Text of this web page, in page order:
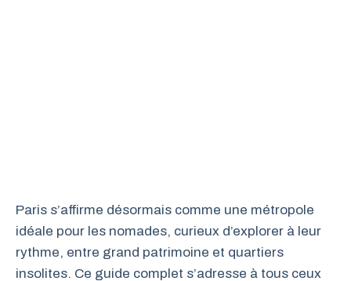
Paris s’affirme désormais comme une métropole
idéale pour les nomades, curieux d’explorer à leur
rythme, entre grand patrimoine et quartiers
insolites. Ce guide complet s’adresse à tous ceux